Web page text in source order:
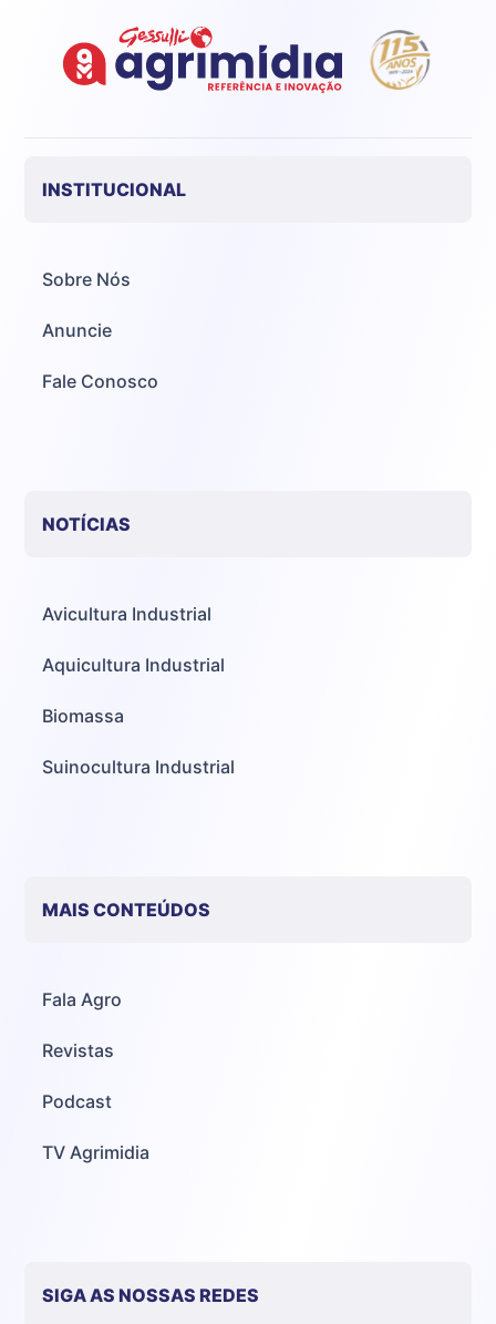
INSTITUCIONAL
Sobre Nós
Anuncie
Fale Conosco
NOTÍCIAS
Avicultura Industrial
Aquicultura Industrial
Biomassa
Suinocultura Industrial
MAIS CONTEÚDOS
Fala Agro
Revistas
Podcast
TV Agrimidia
SIGA AS NOSSAS REDES